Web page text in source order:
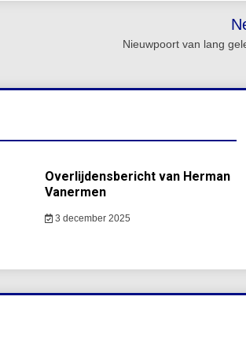
Nieuwpoort van lang
Overlijdensbericht van Herman
Vanermen
3 december 2025